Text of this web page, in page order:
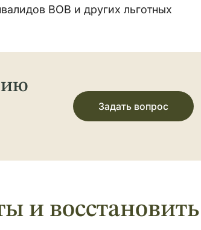
ВОВ и других льготных
Задать вопрос
и восстановить